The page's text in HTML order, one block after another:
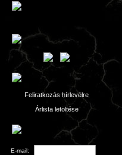
Feliratkozás hírlevélre
Árlista letöltése
E-mail: